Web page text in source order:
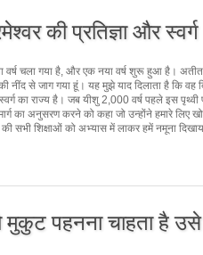
की प्रतिज्ञा और स्वर्ग
वर्ष चला गया है, और एक नया वर्ष शुरू हुआ है।
नींद से जाग गया हूं। यह मुझे याद दिलाता है कि वह
का राज्य है। जब यीशु 2,000 वर्ष पहले इस
का अनुसरण करने को कहा जो उन्होंने हमारे लिए
सभी शिक्षाओं को अभ्यास में लाकर हमें नमूना
मुकुट पहनना चाहता है